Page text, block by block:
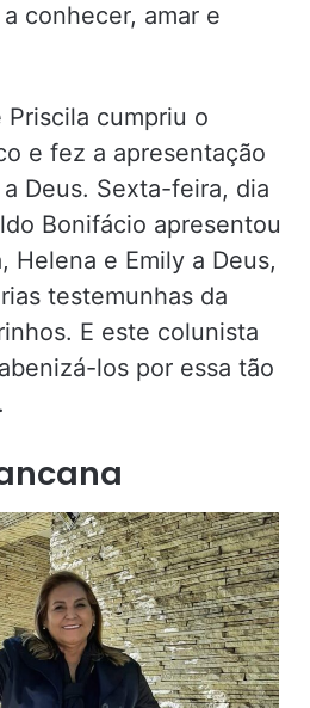
conhecer, amar e
Priscila cumpriu o
e fez a apresentação
Deus. Sexta-feira, dia
Bonifácio apresentou
Helena e Emily a Deus,
testemunhas da
E este colunista
los por essa tão